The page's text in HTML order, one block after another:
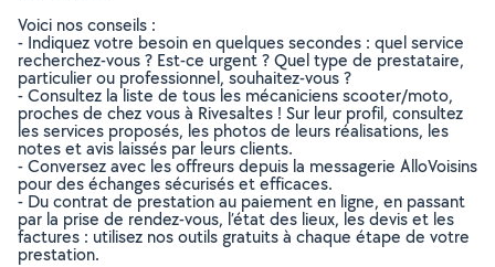
Voici nos conseils :
- Indiquez votre besoin en quelques secondes : quel service
recherchez-vous ? Est-ce urgent ? Quel type de prestataire,
particulier ou professionnel, souhaitez-vous ?
- Consultez la liste de tous les mécaniciens scooter/moto,
proches de chez vous à Rivesaltes ! Sur leur profil, consultez
les services proposés, les photos de leurs réalisations, les
notes et avis laissés par leurs clients.
- Conversez avec les offreurs depuis la messagerie AlloVoisins
pour des échanges sécurisés et efficaces.
- Du contrat de prestation au paiement en ligne, en passant
par la prise de rendez-vous, l’état des lieux, les devis et les
factures : utilisez nos outils gratuits à chaque étape de votre
prestation.